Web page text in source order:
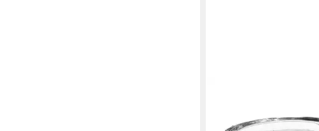
SMOKER,